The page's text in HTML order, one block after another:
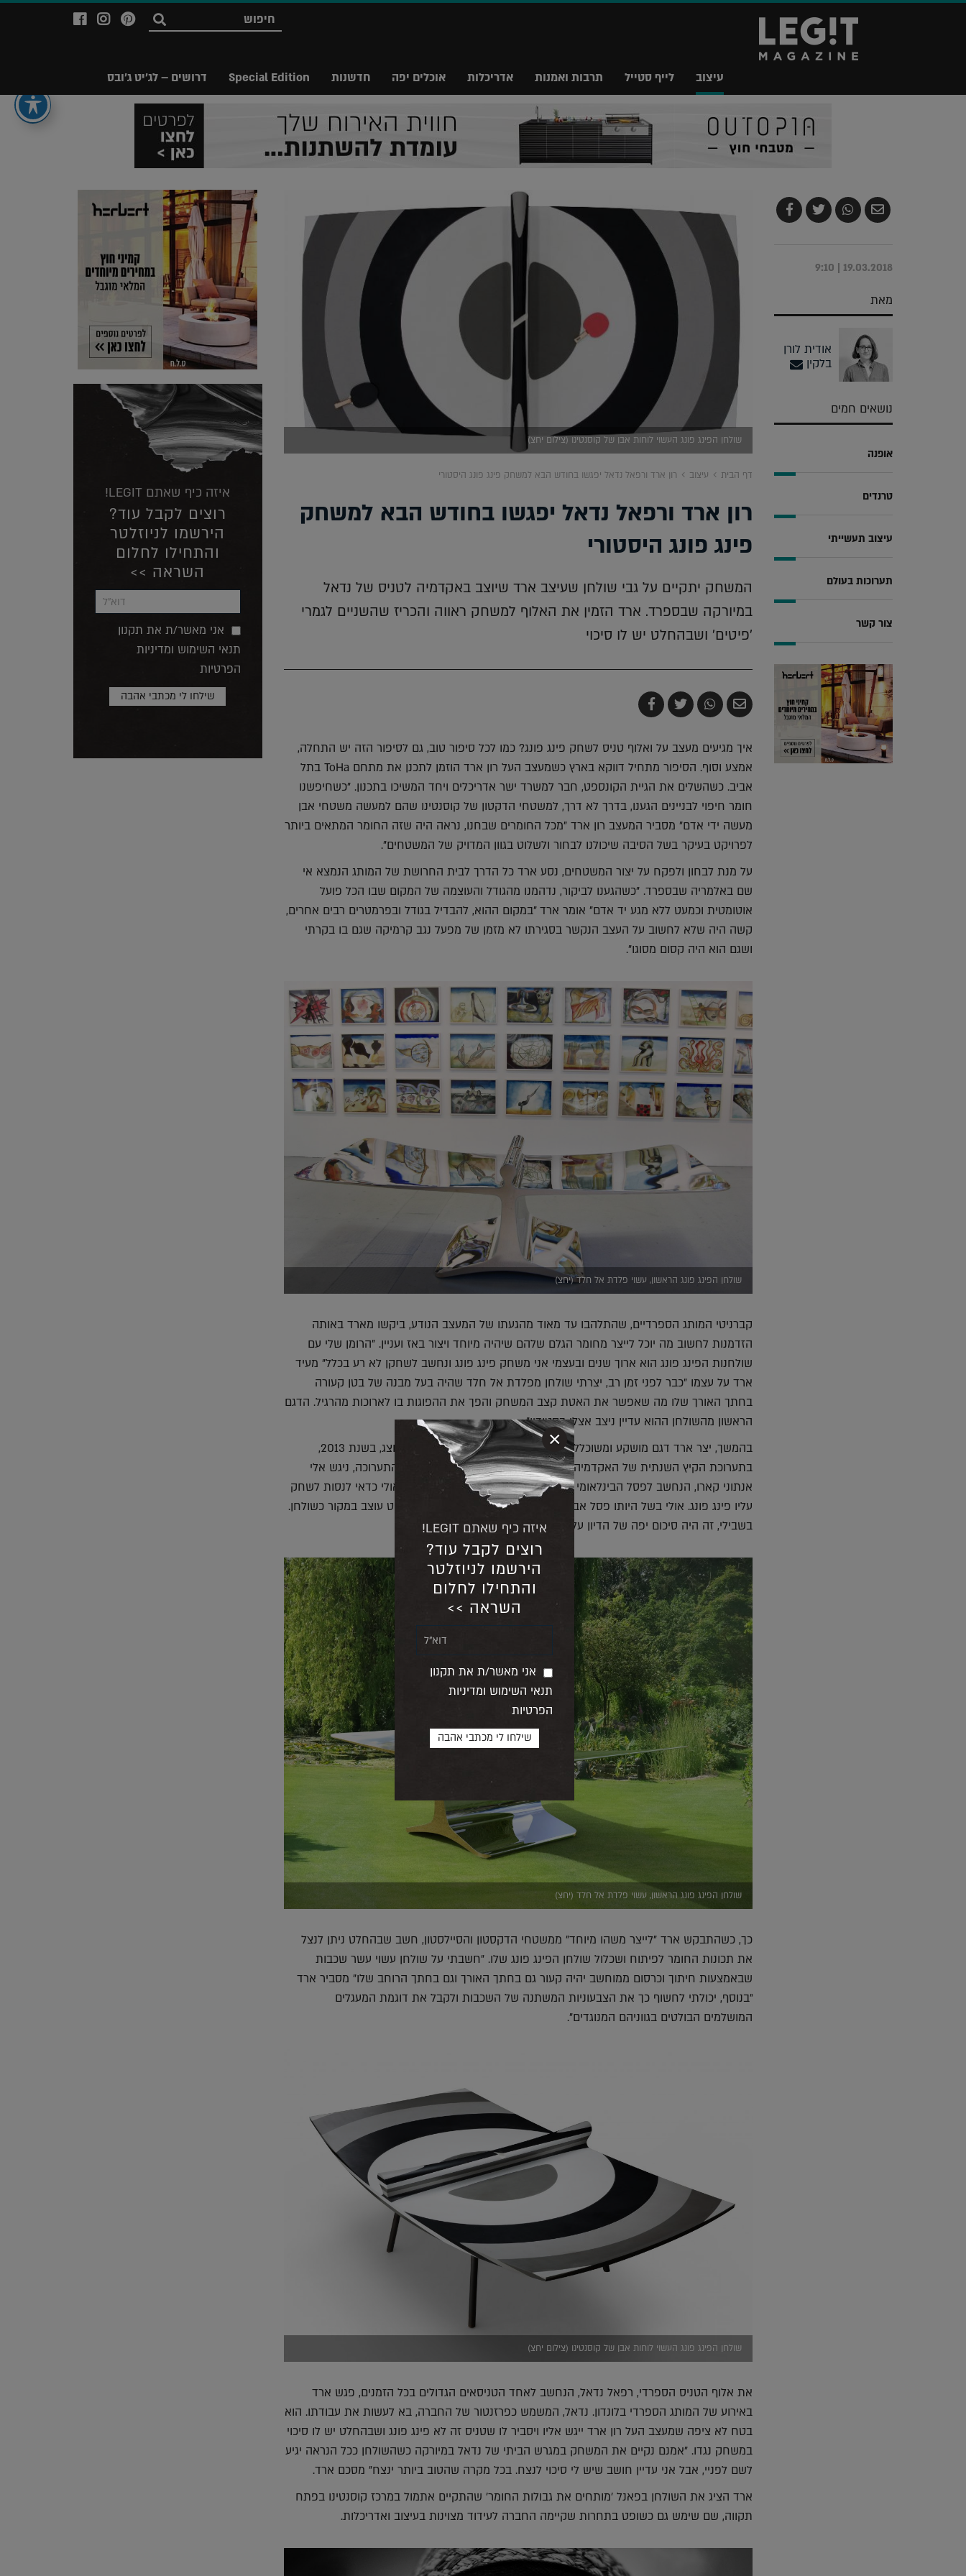
עיצוב לייף סטייל תרבות ואמנות אדריכלות אוכלים יפה חדשנות Special Edition דרושים – לג'יט ג'ובס
חפש
לעמוד
של
לעמוד
לג'יט
Legit
שולחן הפינג פונג העשוי לוחות אבן של קוסנטינו (צילום יחצ)
דף הבית עיצוב רון ארד ורפאל נדאל יפגשו בחודש הבא למשחק פינג פונג היסטורי
רון ארד ורפאל נדאל יפגשו בחודש הבא למשחק
פינג פונג היסטורי
המשחק יתקיים על גבי שולחן שעיצב ארד שיוצב באקדמיה לטניס של נדאל
במיורקה שבספרד. ארד הזמין את האלוף למשחק ראווה והכריז שהשניים לגמרי
'פיטים' ושבהחלט יש לו סיכוי
שלח
בדואר
שתף
ב-
צייץ
ב-
שתף
ב-
איך מגיעים מעצב על ואלוף טניס לשחק פינג פונג? כמו לכל סיפור טוב, גם לסיפור הזה יש התחלה,
אמצע וסוף. הסיפור מתחיל דווקא בארץ כשמעצב העל רון ארד הוזמן לתכנן את מתחם ToHa בתל
אביב. כשהשלים את הגיית הקונספט, חבר למשרד ישר אדריכלים ויחד המשיכו בתכנון. "כשחיפשנו
חומר חיפוי לבניינים הגענו, בדרך לא דרך, למשטחי הדקטון של קוסנטינו שהם למעשה משטחי אבן
מעשה ידי אדם" מסביר המעצב רון ארד "מכל החומרים שבחנו, נראה היה שזה החומר המתאים ביותר
לפרויקט בעיקר בשל הסיבה שיכולנו לבחור ולשלוט בגוון המדויק של המשטחים".
על מנת לבחון ולפקח על יצור המשטחים, נסע ארד כל הדרך לבית החרושת של המותג הנמצא אי
שם באלמריה שבספרד. "כשהגענו לביקור, נדהמנו מהגודל והעוצמה של המקום שבו הכל פועל
אוטומטית וכמעט ללא מגע יד אדם" אומר ארד "במקום ההוא, להבדיל בגודל ובפרמטרים רבים אחרים,
קשה היה שלא לחשוב על העצב הנקשר בסגירתו לא מזמן של מפעל נגב קרמיקה שגם בו בקרתי
ושגם הוא היה קסום מסוגו".
שולחן הפינג פונג הראשון, עשוי פלדת אל חלד (יחצ)
קברניטי המותג הספרדיים, שהתלהבו עד מאוד מהגעתו של המעצב הנודע, ביקשו מארד באותה
הזדמנות לחשוב מה יוכל לייצר מחומר הגלם שלהם שיהיה מיוחד ויצור באז ועניין. "הרומן שלי עם
שולחנות הפינג פונג הוא ארוך שנים ובעצמי אני משחק פינג פונג ונחשב לשחקן לא רע בכלל" מעיד
ארד על עצמו "כבר לפני זמן רב, יצרתי שולחן מפלדת אל חלד שהיה בעל מבנה של בטן קעורה
בחתך האורך שלו מה שאפשר את האטת קצב המשחק והפך את ההפוגות בו לארוכות מהרגיל. הדגם
הראשון מהשולחן ההוא עדיין ניצב אצלי בסטודיו".
בהמשך, יצר ארד דגם מושקע ומשוכלל יותר העשוי מפלדת אל חלד וארד שהוצג, בשנת 2013,
בתערוכת הקיץ השנתית של האקדמיה המלכותית לאמנויות בלונדון. "במהלך התערוכה, ניגש אלי
אנתוני קארו, הנחשב לפסל הבינלאומי של אנגליה, ואמר לי שהפסל נפלא ושאולי כדאי לנסות לשחק
עליו פינג פונג. אולי בשל היותו פסל אבסטרקטי, הוא פשוט לא ראה שהאובייקט עוצב במקור כשולחן.
בשבילי, זה היה סיכום יפה של הדיון על אמנות, עיצוב, ספורט ומה שביניהם".
שולחן הפינג פונג הראשון, עשוי פלדת אל חלד (יחצ)
כך, כשהתבקש ארד "לייצר משהו מיוחד" ממשטחי הדקסטון והסיילסטון, חשב שבהחלט ניתן לנצל
את תכונות החומר לפיתוח ושכלול שולחן הפינג פונג שלו. "חשבתי על שולחן עשוי עשר שכבות
שבאמצעות חיתוך וכרסום ממוחשב יהיה קעור גם בחתך האורך וגם בחתך הרוחב שלו" מסביר ארד
"בנוסף, יכולתי לחשוף כך את הצבעוניות המשתנה של השכבות ולקבל את דוגמת המעגלים
המושלמים הבולטים בגווניהם המנוגדים".
שולחן הפינג פונג העשוי לוחות אבן של קוסנטינו (צילום יחצ)
את אלוף הטניס הספרדי, רפאל נדאל, הנחשב לאחד הטניסאים הגדולים בכל הזמנים, פגש ארד
באירוע של המותג הספרדי בלונדון. נדאל, המשמש כפרזנטור של החברה, בא לעשות את עבודתו. הוא
בטח לא ציפה שמעצב העל רון ארד ייגש אליו ויסביר לו שטניס זה לא פינג פונג ושבהחלט יש לו סיכוי
במשחק נגדו. "אמנם נקיים את המשחק במגרש הביתי של נדאל במיורקה כשהשולחן ככל הנראה יגיע
לשם לפניי, אבל אני עדיין חושב שיש לי סיכוי לנצח. בכל מקרה שהטוב ביותר ינצח" מסכם ארד.
ארד הציג את השולחן בפאנל 'מותחים את גבולות החומר' שהתקיים אתמול במרכז קוסנטינו בפתח
תקווה, שם שימש גם כשופט בתחרות שקיימה החברה לעידוד מצוינות בעיצוב ואדריכלות.
שלח
בדואר
שתף
ב-
צייץ
ב-
שתף
ב-
19.03.2018 | 9:10
מאת
אודית לורן
בלקין
נושאים חמים
אופנה
טרנדים
עיצוב תעשייתי
תערוכות בעולם
צור קשר
איזה כיף שאתם LEGIT!
רוצים לקבל עוד?
הירשמו לניוזלטר
והתחילו לחלום
השראה >>
אני מאשר/ת את תקנון
תנאי השימוש ומדיניות
הפרטיות
איזה כיף שאתם LEGIT!
רוצים לקבל עוד?
הירשמו לניוזלטר
והתחילו לחלום
השראה >>
אני מאשר/ת את תקנון
תנאי השימוש ומדיניות
הפרטיות
×